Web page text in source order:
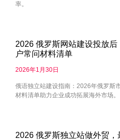
率。
2026 俄罗斯网站建设投放
户常问材料清单
2026年1月30日
俄语独立站建设指南：2026年俄罗斯
材料清单助力企业成功拓展海外市场。
2026 俄罗斯独立站做外贸